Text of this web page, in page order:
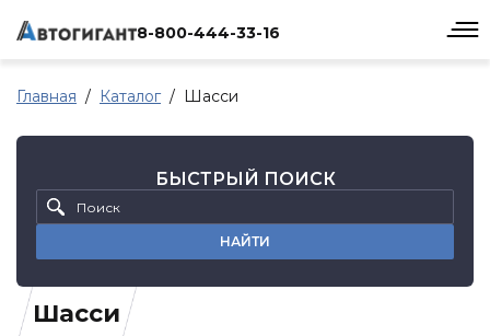
8-800-444-33-16
Главная Каталог Шасси
Шасси
БЫСТРЫЙ ПОИСК
НАЙТИ